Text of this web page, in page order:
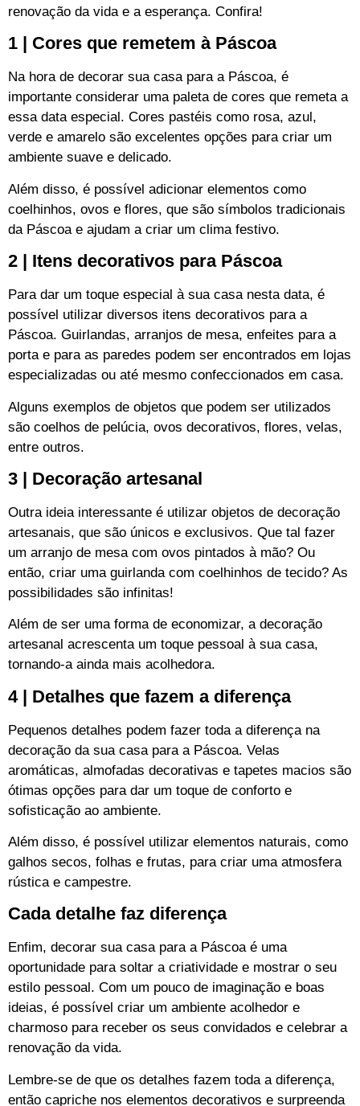
renovação da vida e a esperança. Confira!
1 | Cores que remetem à Páscoa
Na hora de decorar sua casa para a Páscoa, é
importante considerar uma paleta de cores que remeta a
essa data especial. Cores pastéis como rosa, azul,
verde e amarelo são excelentes opções para criar um
ambiente suave e delicado.
Além disso, é possível adicionar elementos como
coelhinhos, ovos e flores, que são símbolos tradicionais
da Páscoa e ajudam a criar um clima festivo.
2 | Itens decorativos para Páscoa
Para dar um toque especial à sua casa nesta data, é
possível utilizar diversos itens decorativos para a
Páscoa. Guirlandas, arranjos de mesa, enfeites para a
porta e para as paredes podem ser encontrados em lojas
especializadas ou até mesmo confeccionados em casa.
Alguns exemplos de objetos que podem ser utilizados
são coelhos de pelúcia, ovos decorativos, flores, velas,
entre outros.
3 | Decoração artesanal
Outra ideia interessante é utilizar objetos de decoração
artesanais, que são únicos e exclusivos. Que tal fazer
um arranjo de mesa com ovos pintados à mão? Ou
então, criar uma guirlanda com coelhinhos de tecido? As
possibilidades são infinitas!
Além de ser uma forma de economizar, a decoração
artesanal acrescenta um toque pessoal à sua casa,
tornando-a ainda mais acolhedora.
4 | Detalhes que fazem a diferença
Pequenos detalhes podem fazer toda a diferença na
decoração da sua casa para a Páscoa. Velas
aromáticas, almofadas decorativas e tapetes macios são
ótimas opções para dar um toque de conforto e
sofisticação ao ambiente.
Além disso, é possível utilizar elementos naturais, como
galhos secos, folhas e frutas, para criar uma atmosfera
rústica e campestre.
Cada detalhe faz diferença
Enfim, decorar sua casa para a Páscoa é uma
oportunidade para soltar a criatividade e mostrar o seu
estilo pessoal. Com um pouco de imaginação e boas
ideias, é possível criar um ambiente acolhedor e
charmoso para receber os seus convidados e celebrar a
renovação da vida.
Lembre-se de que os detalhes fazem toda a diferença,
então capriche nos elementos decorativos e surpreenda